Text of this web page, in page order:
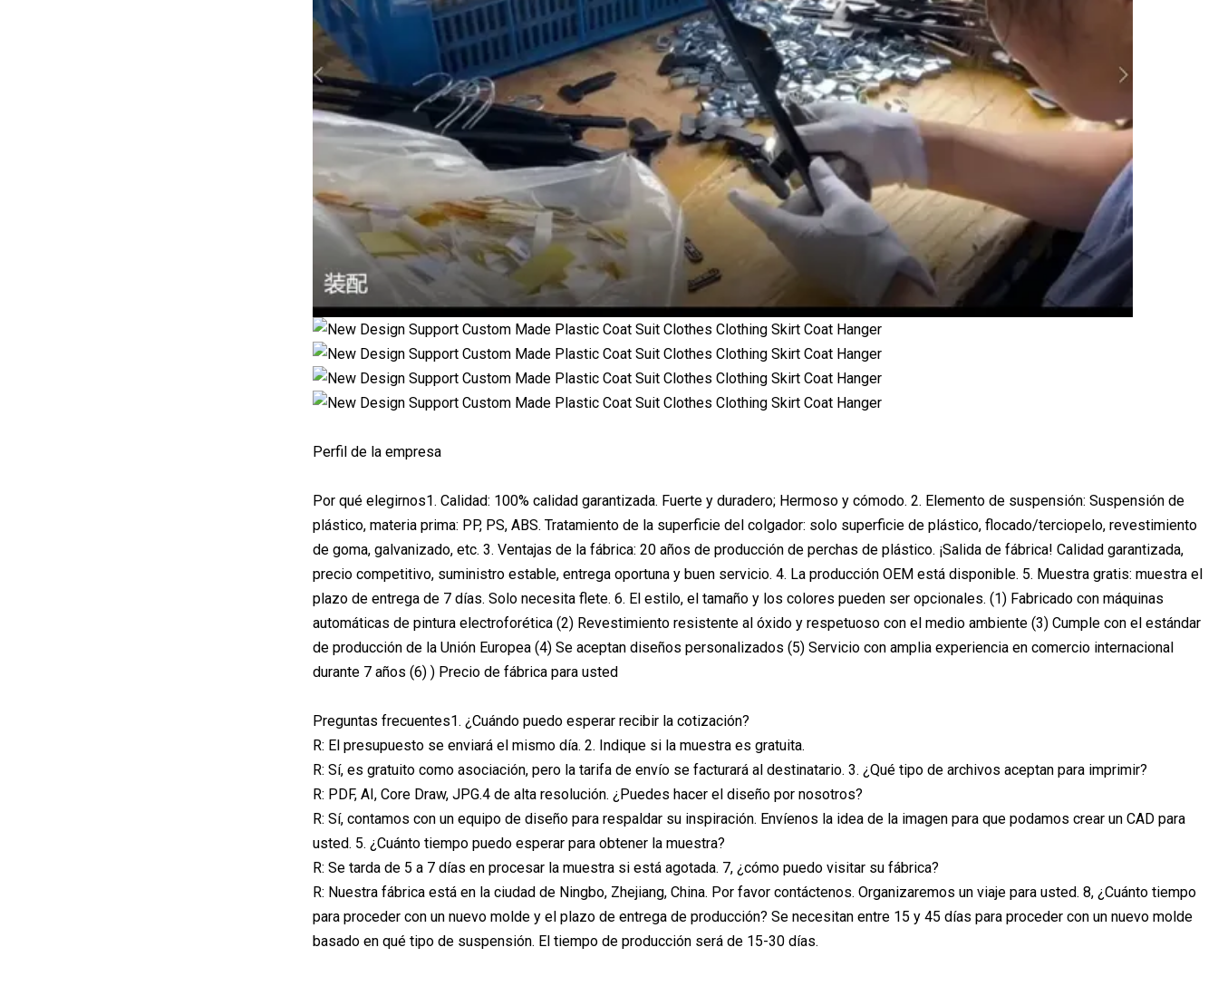
Perfil de la empresa
Por qué elegirnos1. Calidad: 100% calidad garantizada. Fuerte y duradero; Hermoso y cómodo. 2. Elemento de suspensión: Suspensión de
plástico, materia prima: PP, PS, ABS. Tratamiento de la superficie del colgador: solo superficie de plástico, flocado/terciopelo, revestimiento
de goma, galvanizado, etc. 3. Ventajas de la fábrica: 20 años de producción de perchas de plástico. ¡Salida de fábrica! Calidad garantizada,
precio competitivo, suministro estable, entrega oportuna y buen servicio. 4. La producción OEM está disponible. 5. Muestra gratis: muestra el
plazo de entrega de 7 días. Solo necesita flete. 6. El estilo, el tamaño y los colores pueden ser opcionales. (1) Fabricado con máquinas
automáticas de pintura electroforética (2) Revestimiento resistente al óxido y respetuoso con el medio ambiente (3) Cumple con el estándar
de producción de la Unión Europea (4) Se aceptan diseños personalizados (5) Servicio con amplia experiencia en comercio internacional
durante 7 años (6) ) Precio de fábrica para usted
Preguntas frecuentes1. ¿Cuándo puedo esperar recibir la cotización?
R: El presupuesto se enviará el mismo día. 2. Indique si la muestra es gratuita.
R: Sí, es gratuito como asociación, pero la tarifa de envío se facturará al destinatario. 3. ¿Qué tipo de archivos aceptan para imprimir?
R: PDF, AI, Core Draw, JPG.4 de alta resolución. ¿Puedes hacer el diseño por nosotros?
R: Sí, contamos con un equipo de diseño para respaldar su inspiración. Envíenos la idea de la imagen para que podamos crear un CAD para
usted. 5. ¿Cuánto tiempo puedo esperar para obtener la muestra?
R: Se tarda de 5 a 7 días en procesar la muestra si está agotada. 7, ¿cómo puedo visitar su fábrica?
R: Nuestra fábrica está en la ciudad de Ningbo, Zhejiang, China. Por favor contáctenos. Organizaremos un viaje para usted. 8, ¿Cuánto tiempo
para proceder con un nuevo molde y el plazo de entrega de producción? Se necesitan entre 15 y 45 días para proceder con un nuevo molde
basado en qué tipo de suspensión. El tiempo de producción será de 15-30 días.